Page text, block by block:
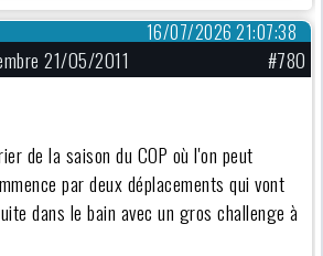
16/07/2026 21:07:38
21/05/2011
#780
de la saison du COP où l'on peut
par deux déplacements qui vont
dans le bain avec un gros challenge à